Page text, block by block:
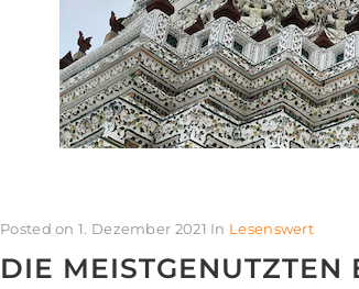
Posted on 1. Dezember 2021 In Lesenswert
DIE MEISTGENUTZTEN